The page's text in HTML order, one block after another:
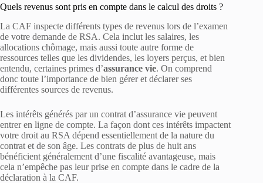
Quels revenus sont pris en compte dans le calcul des droits ?
La CAF inspecte différents types de revenus lors de l’examen
de votre demande de RSA. Cela inclut les salaires, les
allocations chômage, mais aussi toute autre forme de
ressources telles que les dividendes, les loyers perçus, et bien
entendu, certaines primes d’assurance vie. On comprend
donc toute l’importance de bien gérer et déclarer ses
différentes sources de revenus.
Les intérêts générés par un contrat d’assurance vie peuvent
entrer en ligne de compte. La façon dont ces intérêts impactent
votre droit au RSA dépend essentiellement de la nature du
contrat et de son âge. Les contrats de plus de huit ans
bénéficient généralement d’une fiscalité avantageuse, mais
cela n’empêche pas leur prise en compte dans le cadre de la
déclaration à la CAF.